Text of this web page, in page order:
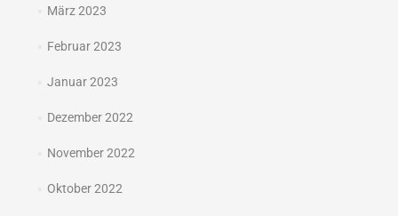
März 2023
Februar 2023
Januar 2023
Dezember 2022
November 2022
Oktober 2022